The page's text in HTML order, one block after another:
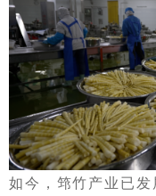
如今，筇竹产业已